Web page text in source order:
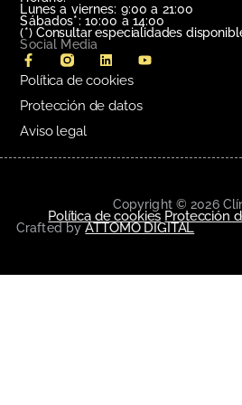
Lunes a viernes: 9:00 a 21:00
Sábados*: 10:00 a 14:00
(*) Consultar especialidades
Social Media
Política de cookies
Protección de datos
Aviso legal
Copyright © 2026
Política de cookies Protección
Crafted byATTOMO DIGITAL